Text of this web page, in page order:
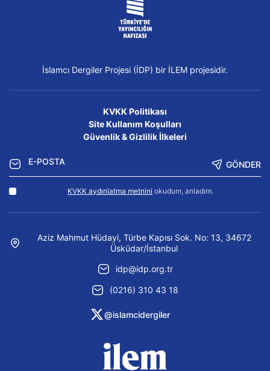
İslamcı Dergiler Projesi (İDP) bir İLEM projesidir.
KVKK Politikası
Site Kullanım Koşulları
Güvenlik & Gizlilik İlkeleri
GÖNDER
KVKK aydınlatma metnini okudum, anladım.
Aziz Mahmut Hüdayi, Türbe Kapısı Sok. No: 13, 34672
Üsküdar/İstanbul
idp@idp.org.tr
(0216) 310 43 18
@islamcidergiler